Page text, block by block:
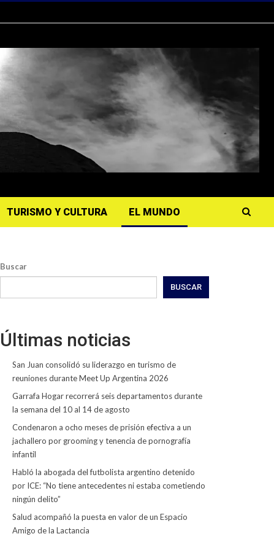
TURISMO Y CULTURA EL MUNDO
Buscar
BUSCAR
Últimas noticias
San Juan consolidó su liderazgo en turismo de
reuniones durante Meet Up Argentina 2026
Garrafa Hogar recorrerá seis departamentos durante
la semana del 10 al 14 de agosto
Condenaron a ocho meses de prisión efectiva a un
jachallero por grooming y tenencia de pornografía
infantil
Habló la abogada del futbolista argentino detenido
por ICE: “No tiene antecedentes ni estaba cometiendo
ningún delito”
Salud acompañó la puesta en valor de un Espacio
Amigo de la Lactancia